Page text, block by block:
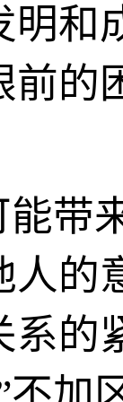
明和
前的
能带
人的
系的